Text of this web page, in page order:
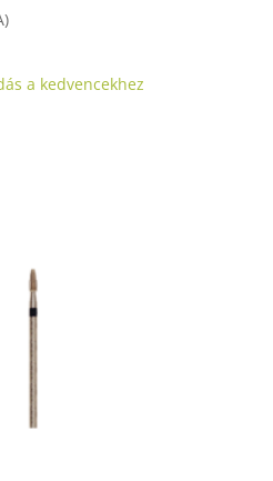
a kedvencekhez